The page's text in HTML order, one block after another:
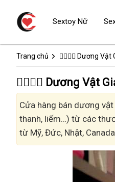
Trang chủ 👩‍❤️‍💋‍👨 Dương
👩‍❤️‍💋‍👨 Dương Vật
Cửa hàng bán dương
thanh, liếm…) từ các
từ Mỹ, Đức, Nhật,
Sextoy Nữ